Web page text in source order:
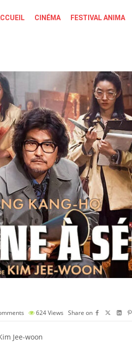
CINÉMA FESTIVAL ANIMA
624Views Share on
Jee-woon